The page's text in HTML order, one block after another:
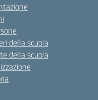
della scuola
della scuola